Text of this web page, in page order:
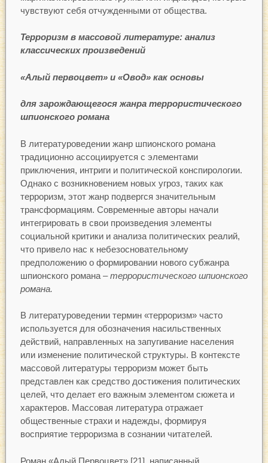
чувствуют себя отчужденными от общества.
Терроризм в массовой литературе: анализ
классических произведений
«Алый первоцвет» и «Овод» как основы
для зарождающегося жанра террористического
шпионского романа
В литературоведении жанр шпионского романа
традиционно ассоциируется с элементами
приключения, интриги и политической конспирологии.
Однако с возникновением новых угроз, таких как
терроризм, этот жанр подвергся значительным
трансформациям. Современные авторы начали
интегрировать в свои произведения элементы
социальной критики и анализа политических реалий,
что привело нас к небезосновательному
предположению о формировании нового субжанра
шпионского романа –террористического шпионского
романа.
В литературоведении термин «терроризм» часто
используется для обозначения насильственных
действий, направленных на запугивание населения
или изменение политической структуры. В контексте
массовой литературы терроризм может быть
представлен как средство достижения политических
целей, что делает его важным элементом сюжета и
характеров. Массовая литература отражает
общественные страхи и надежды, формируя
восприятие терроризма в сознании читателей.
Роман «Алый Первоцвет» [21], написанный